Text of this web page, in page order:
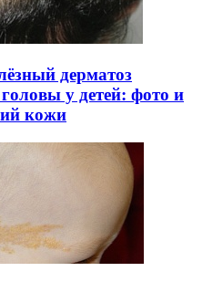
дерматоз
у детей: фото и
кожи